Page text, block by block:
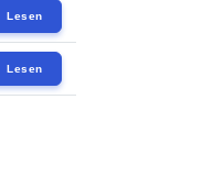
Lesen
Lesen